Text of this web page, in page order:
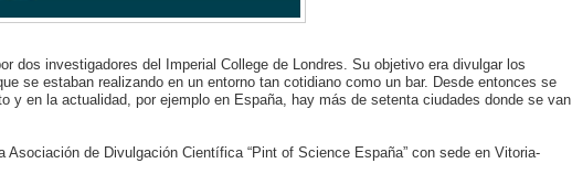
dos investigadores del Imperial College de Londres. Su objetivo era divulgar los
se estaban realizando en un entorno tan cotidiano como un bar. Desde entonces se
y en la actualidad, por ejemplo en España, hay más de setenta ciudades donde se van
de Divulgación Científica “Pint of Science España” con sede en Vitoria-